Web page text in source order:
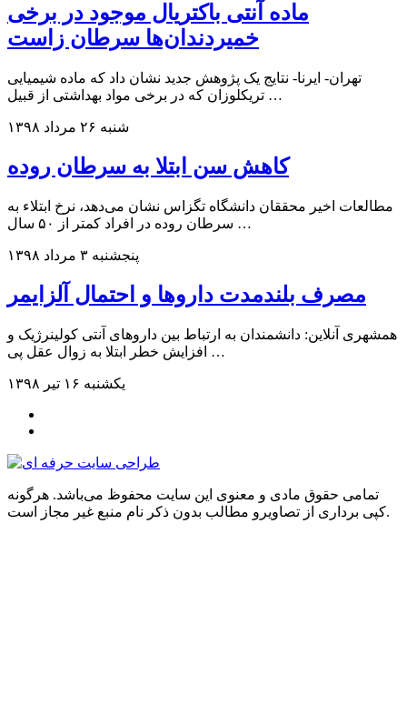
ماده آنتی باکتریال موجود در برخی
خمیردندان‌ها سرطان زاست
تهران- ایرنا- نتایج یک پژوهش جدید نشان داد که ماده شیمیایی
تریکلوزان که در برخی مواد بهداشتی از قبیل …
شنبه ۲۶ مرداد ۱۳۹۸
کاهش سن ابتلا به سرطان روده
مطالعات اخیر محققان دانشگاه تگزاس نشان می‌دهد، نرخ ابتلاء به
سرطان روده در افراد کمتر از ۵۰ سال …
پنجشنبه ۳ مرداد ۱۳۹۸
مصرف بلندمدت داروها و احتمال آلزایمر
همشهری آنلاین: دانشمندان به ارتباط بین داروهای آنتی ‌کولینرژیک و
افزایش خطر ابتلا به زوال عقل پی …
یکشنبه ۱۶ تیر ۱۳۹۸
تمامی حقوق مادی و معنوی این سایت محفوظ می‌باشد. هرگونه
کپی برداری از تصاویرو مطالب بدون ذکر نام منبع غیر مجاز است.